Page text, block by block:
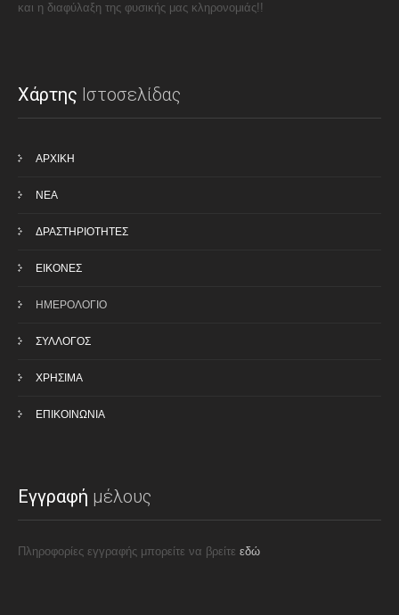
και η διαφύλαξη της φυσικής μας κληρονομιάς!!
Χάρτης Ιστοσελίδας
ΑΡΧΙΚΗ
ΝΕΑ
ΔΡΑΣΤΗΡΙΟΤΗΤΕΣ
ΕΙΚΟΝΕΣ
ΗΜΕΡΟΛΟΓΙΟ
ΣΥΛΛΟΓΟΣ
ΧΡΗΣΙΜΑ
ΕΠΙΚΟΙΝΩΝΙΑ
Εγγραφή μέλους
Πληροφορίες εγγραφής μπορείτε να βρείτε εδώ